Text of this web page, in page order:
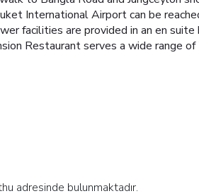
International Airport can be
facilities are provided in an en suite
Restaurant serves a wide range
adresinde bulunmaktadır.